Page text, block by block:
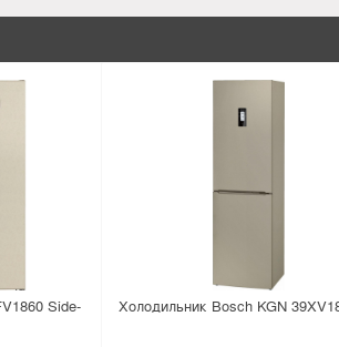
Side- Холодильник Bosсh KGN